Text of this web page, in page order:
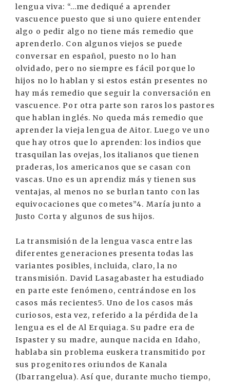
lengua viva: “...me dediqué a aprender
vascuence puesto que si uno quiere entender
algo o pedir algo no tiene más remedio que
aprenderlo. Con algunos viejos se puede
conversar en español, puesto no lo han
olvidado, pero no siempre es fácil porque lo
hijos no lo hablan y si estos están presentes no
hay más remedio que seguir la conversación en
vascuence. Por otra parte son raros los pastores
que hablan inglés. No queda más remedio que
aprender la vieja lengua de Aitor. Luego ve uno
que hay otros que lo aprenden: los indios que
trasquilan las ovejas, los italianos que tienen
praderas, los americanos que se casan con
vascas. Uno es un aprendiz más y tienen sus
ventajas, al menos no se burlan tanto con las
equivocaciones que cometes”4. María junto a
Justo Corta y algunos de sus hijos.
La transmisión de la lengua vasca entre las
diferentes generaciones presenta todas las
variantes posibles, incluida, claro, la no
transmisión. David Lasagabaster ha estudiado
en parte este fenómeno, centrándose en los
casos más recientes5. Uno de los casos más
curiosos, esta vez, referido a la pérdida de la
lengua es el de Al Erquiaga. Su padre era de
Ispaster y su madre, aunque nacida en Idaho,
hablaba sin problema euskera transmitido por
sus progenitores oriundos de Kanala
(Ibarrangelua). Así que, durante mucho tiempo,